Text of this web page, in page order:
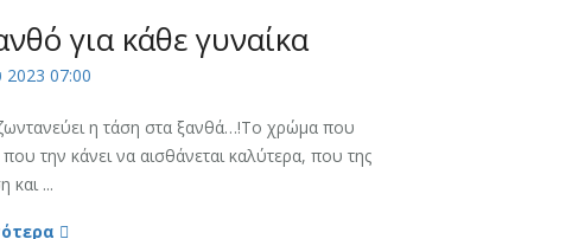
για κάθε γυναίκα
2023 07:00
η τάση στα ξανθά…!Το χρώμα που
την κάνει να αισθάνεται καλύτερα, που της
και ...